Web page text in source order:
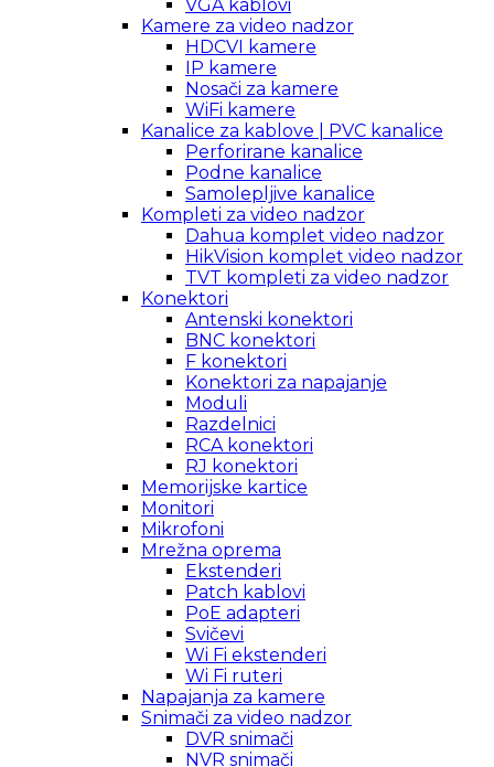
VGA kablovi
Kamere za video nadzor
HDCVI kamere
IP kamere
Nosači za kamere
WiFi kamere
Kanalice za kablove | PVC kanalice
Perforirane kanalice
Podne kanalice
Samolepljive kanalice
Kompleti za video nadzor
Dahua komplet video nadzor
HikVision komplet video nadzor
TVT kompleti za video nadzor
Konektori
Antenski konektori
BNC konektori
F konektori
Konektori za napajanje
Moduli
Razdelnici
RCA konektori
RJ konektori
Memorijske kartice
Monitori
Mikrofoni
Mrežna oprema
Ekstenderi
Patch kablovi
PoE adapteri
Svičevi
Wi Fi ekstenderi
Wi Fi ruteri
Napajanja za kamere
Snimači za video nadzor
DVR snimači
NVR snimači